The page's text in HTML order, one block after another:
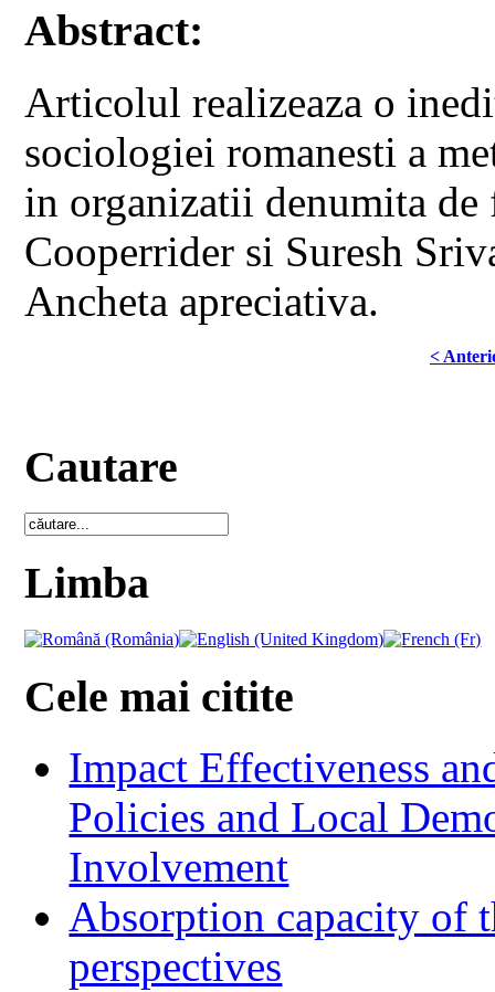
Abstract:
Articolul realizeaza o
sociologiei romanesti a
in organizatii denumita
Cooperrider si Suresh
Ancheta apreciativa.
<
Cautare
Limba
Cele mai citite
Impact Effectiveness
Policies and Local
Involvement
Absorption capacity of
perspectives